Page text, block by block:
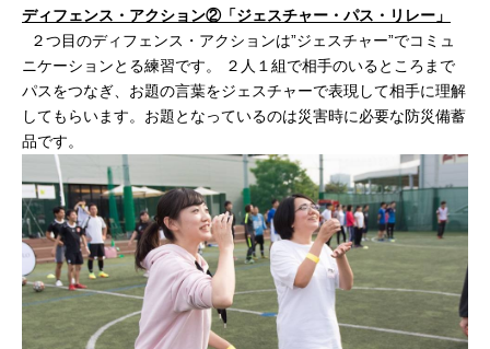
ディフェンス・アクション②「ジェスチャー・パス・リレー」
２つ目のディフェンス・アクションは”ジェスチャー”でコミュ
ニケーションとる練習です。 ２人１組で相手のいるところまで
パスをつなぎ、お題の言葉をジェスチャーで表現して相手に理解
してもらいます。お題となっているのは災害時に必要な防災備蓄
品です。